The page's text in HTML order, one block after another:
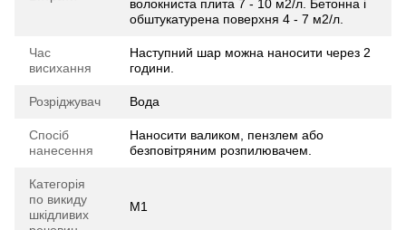
волокниста плита 7 - 10 м2/л. Бетонна і
обштукатурена поверхня 4 - 7 м2/л.
Час
висихання
Наступний шар можна наносити через 2
години.
Розріджувач Вода
Спосіб
нанесення
Наносити валиком, пензлем або
безповітряним розпилювачем.
Категорія
по викиду
шкідливих
M1